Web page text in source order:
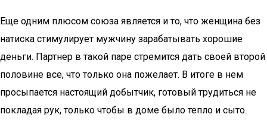
Еще одним плюсом союза является и то, что женщина без
натиска стимулирует мужчину зарабатывать хорошие
деньги. Партнер в такой паре стремится дать своей второй
половине все, что только она пожелает. В итоге в нем
просыпается настоящий добытчик, готовый трудиться не
покладая рук, только чтобы в доме было тепло и сыто.